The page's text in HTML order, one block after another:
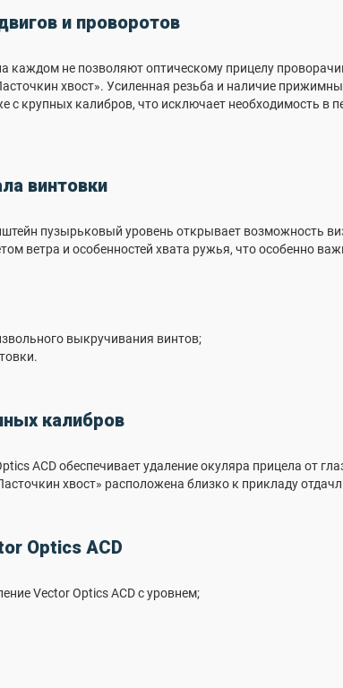
и проворотов
каждом не позволяют оптическому прицелу
хвост». Усиленная резьба и наличие
с крупных калибров, что исключает необходимость в
винтовки
пузырьковый уровень открывает возможность
ветра и особенностей хвата ружья, что особенно
выкручивания винтов;
калибров
ACD обеспечивает удаление окуляра прицела от
хвост» расположена близко к прикладу
Optics ACD
Vector Optics ACD с уровнем;